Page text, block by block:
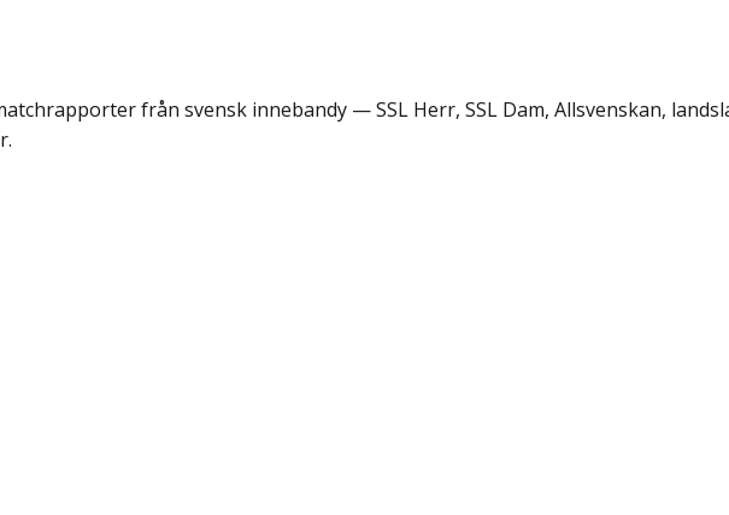
från svensk innebandy — SSL Herr, SSL Dam, Allsvenskan,